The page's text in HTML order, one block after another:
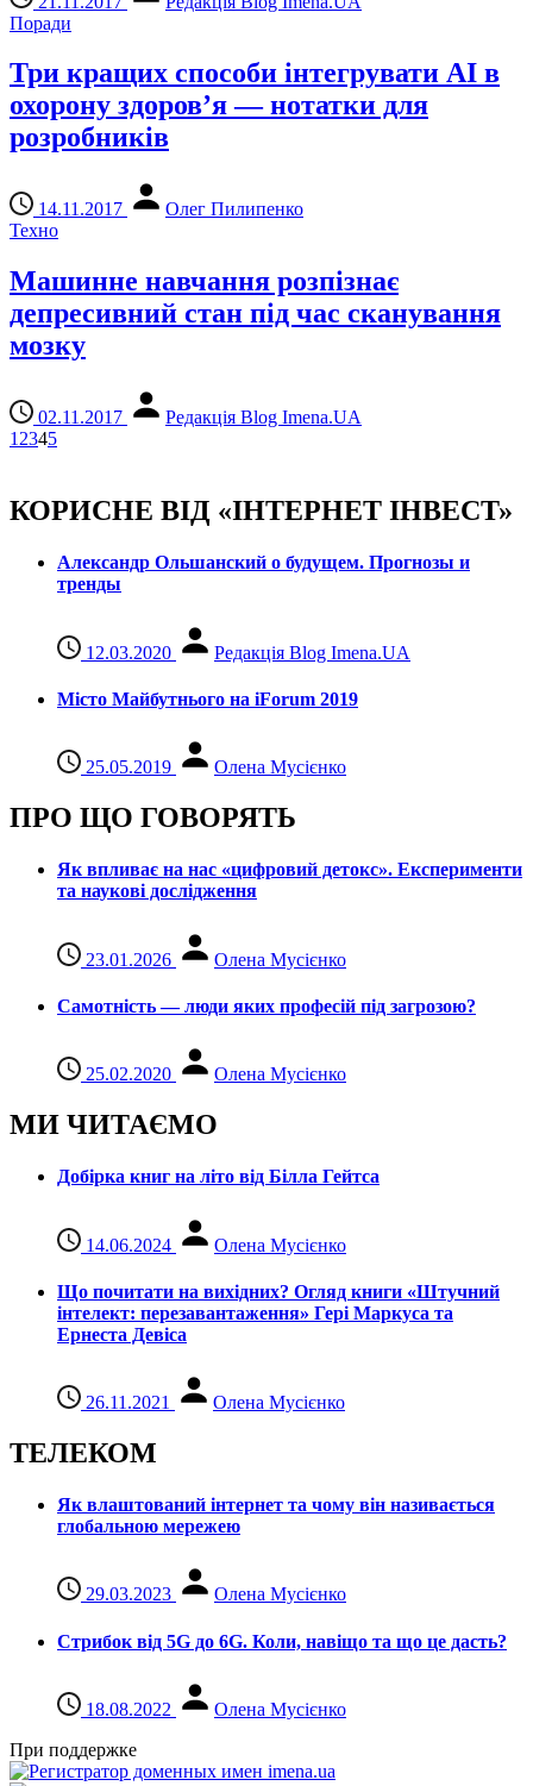
Поради
Три кращих способи інтегрувати AI в
охорону здоров’я — нотатки для
розробників
14.11.2017
Олег Пилипенко
Техно
Машинне навчання розпізнає
депресивний стан під час сканування
мозку
02.11.2017
Редакція Blog Imena.UA
1 2345
КОРИСНЕ ВІД «ІНТЕРНЕТ ІНВЕСТ»
Александр Ольшанский о будущем. Прогнозы и
тренды
12.03.2020 Редакція Blog Imena.UA
Місто Майбутнього на iForum 2019
25.05.2019 Олена Мусієнко
ПРО ЩО ГОВОРЯТЬ
Як впливає на нас «цифровий детокс». Експерименти
та наукові дослідження
23.01.2026 Олена Мусієнко
Самотність — люди яких професій під загрозою?
25.02.2020 Олена Мусієнко
МИ ЧИТАЄМО
Добірка книг на літо від Білла Гейтса
14.06.2024 Олена Мусієнко
Що почитати на вихідних? Огляд книги «Штучний
інтелект: перезавантаження» Гері Маркуса та
Ернеста Девіса
26.11.2021 Олена Мусієнко
ТЕЛЕКОМ
Як влаштований інтернет та чому він називається
глобальною мережею
29.03.2023 Олена Мусієнко
Стрибок від 5G до 6G. Коли, навіщо та що це даcть?
18.08.2022
Олена Мусієнко
При поддержке